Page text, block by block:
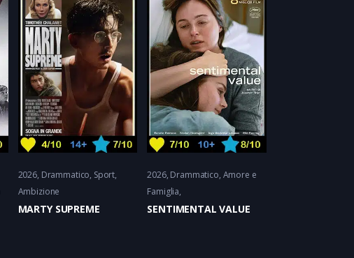
2026 Drammatico Sport
Ambizione
MARTY SUPREME
2026 Drammatico Amore e
Famiglia
SENTIMENTAL VALUE